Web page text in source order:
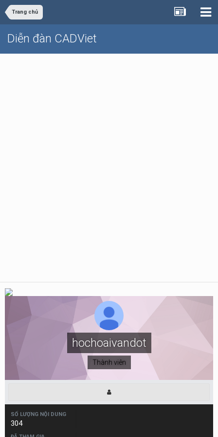
Trang chủ
Diễn đàn CADViet
hochoaivandot
Thành viên
SỐ LƯỢNG NỘI DUNG
304